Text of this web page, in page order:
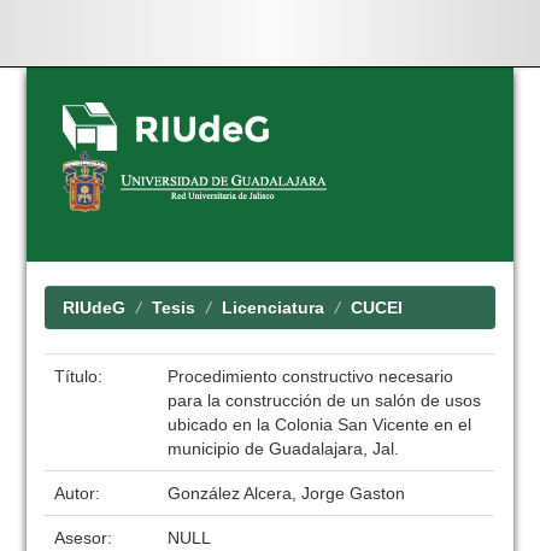
Skip
navigation
RIUdeG Tesis Licenciatura CUCEI
Título:
Procedimiento constructivo necesario
para la construcción de un salón de usos
ubicado en la Colonia San Vicente en el
municipio de Guadalajara, Jal.
Autor: González Alcera, Jorge Gaston
Asesor: NULL